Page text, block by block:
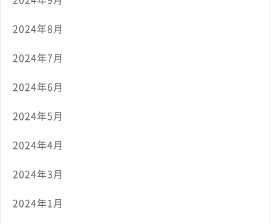
2024年8月
2024年7月
2024年6月
2024年5月
2024年4月
2024年3月
2024年1月